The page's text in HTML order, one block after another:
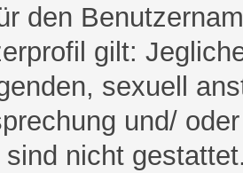
den
gilt:
sexuell
und/
sind nicht